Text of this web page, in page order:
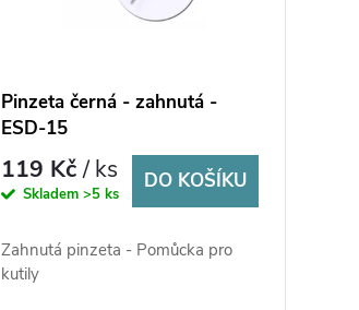
Pinzeta černá - zahnutá -
ESD-15
119 Kč/ ks
Skladem >5 ks
DO KOŠÍKU
Zahnutá pinzeta - Pomůcka pro
kutily